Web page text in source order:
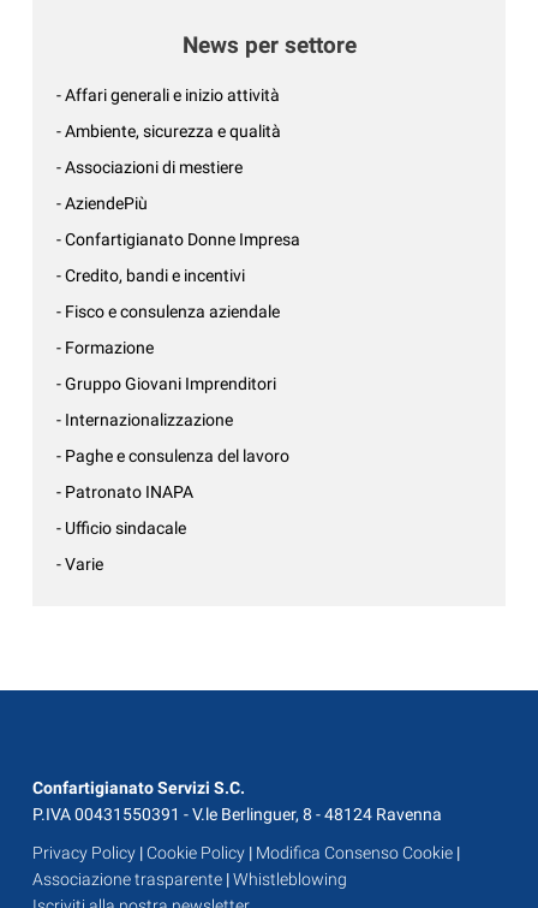
News per settore
- Affari generali e inizio attività
- Ambiente, sicurezza e qualità
- Associazioni di mestiere
- AziendePiù
- Confartigianato Donne Impresa
- Credito, bandi e incentivi
- Fisco e consulenza aziendale
- Formazione
- Gruppo Giovani Imprenditori
- Internazionalizzazione
- Paghe e consulenza del lavoro
- Patronato INAPA
- Ufficio sindacale
- Varie
Confartigianato Servizi S.C.
P.IVA 00431550391 - V.le Berlinguer, 8 - 48124 Ravenna
Privacy Policy |Cookie Policy | Modifica Consenso Cookie |
Associazione trasparente |Whistleblowing